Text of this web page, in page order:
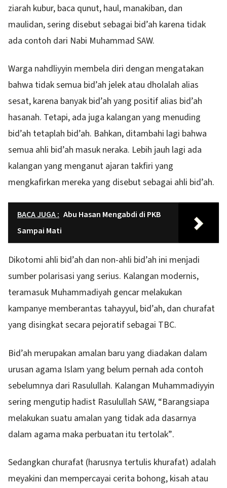
ziarah kubur, baca qunut, haul, manakiban, dan
maulidan, sering disebut sebagai bid’ah karena tidak
ada contoh dari Nabi Muhammad SAW.
Warga nahdliyyin membela diri dengan mengatakan
bahwa tidak semua bid’ah jelek atau dholalah alias
sesat, karena banyak bid’ah yang positif alias bid’ah
hasanah. Tetapi, ada juga kalangan yang menuding
bid’ah tetaplah bid’ah. Bahkan, ditambahi lagi bahwa
semua ahli bid’ah masuk neraka. Lebih jauh lagi ada
kalangan yang menganut ajaran takfiri yang
mengkafirkan mereka yang disebut sebagai ahli bid’ah.
BACA JUGA : Abu Hasan Mengabdi di PKB
Sampai Mati
Dikotomi ahli bid’ah dan non-ahli bid’ah ini menjadi
sumber polarisasi yang serius. Kalangan modernis,
teramasuk Muhammadiyah gencar melakukan
kampanye memberantas tahayyul, bid’ah, dan churafat
yang disingkat secara pejoratif sebagai TBC.
Bid’ah merupakan amalan baru yang diadakan dalam
urusan agama Islam yang belum pernah ada contoh
sebelumnya dari Rasulullah. Kalangan Muhammadiyyin
sering mengutip hadist Rasulullah SAW, “Barangsiapa
melakukan suatu amalan yang tidak ada dasarnya
dalam agama maka perbuatan itu tertolak”.
Sedangkan churafat (harusnya tertulis khurafat) adalah
meyakini dan mempercayai cerita bohong, kisah atau